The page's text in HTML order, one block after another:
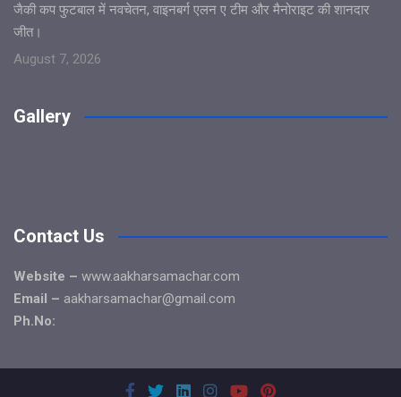
जैकी कप फुटबाल में नवचेतन, वाइनबर्ग एलन ए टीम और मैनोराइट की शानदार
जीत।
August 7, 2026
Gallery
Contact Us
Website – www.aakharsamachar.com
Email – aakharsamachar@gmail.com
Ph.No: